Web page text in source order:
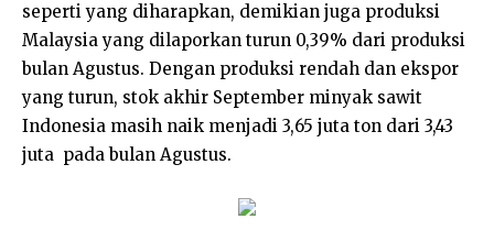
seperti yang diharapkan, demikian juga produksi
Malaysia yang dilaporkan turun 0,39% dari produksi
bulan Agustus. Dengan produksi rendah dan ekspor
yang turun, stok akhir September minyak sawit
Indonesia masih naik menjadi 3,65 juta ton dari 3,43
juta pada bulan Agustus.